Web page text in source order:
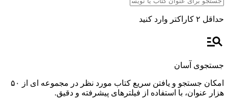
حداقل ۲ کاراکتر وارد کنید
جستجوی آسان
امکان جستجو و یافتن سریع کتاب مورد نظر در مجموعه ای از ۵۰
هزار عنوان، با استفاده از فیلترهای پیشرفته و دقیق.